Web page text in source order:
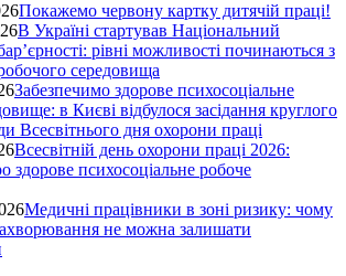
Покажемо червону картку дитячій праці!
В Україні стартував Національний
рівні можливості починаються з
середовища
Забезпечимо здорове психосоціальне
в Києві відбулося засідання круглого
Всесвітнього дня охорони праці
Всесвітній день охорони праці 2026:
здорове психосоціальне робоче
Медичні працівники в зоні ризику: чому
не можна залишати